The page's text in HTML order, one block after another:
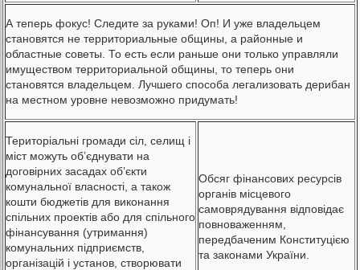
А теперь фокус! Следите за руками! Оп! И уже владельцем
становятся не территориальные общины, а районные и
областные советы. То есть если раньше они только управляли
имуществом территориальной общины, то теперь они
становятся владельцем. Лучшего способа легализовать дерибан
на местном уровне невозможно придумать!
Територіальні громади сіл, селищ і
міст можуть об’єднувати на
договірних засадах об’єкти
комунальної власності, а також
кошти бюджетів для виконання
спільних проектів або для спільного
фінансування (утримання)
комунальних підприємств,
організацій і установ, створювати
Обсяг фінансових ресурсів
органів місцевого
самоврядування відповідає
повноваженням,
передбаченим Конституцією
та законами України.